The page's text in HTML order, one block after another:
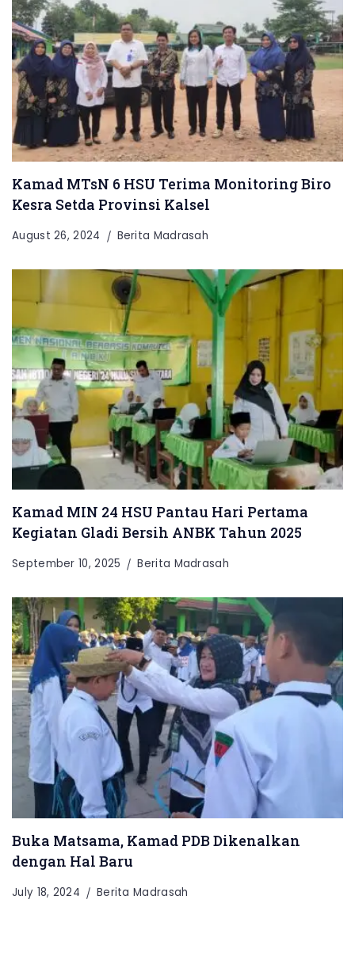
Kamad MTsN 6 HSU Terima Monitoring Biro
Kesra Setda Provinsi Kalsel
August 26, 2024 Berita Madrasah
Kamad MIN 24 HSU Pantau Hari Pertama
Kegiatan Gladi Bersih ANBK Tahun 2025
September 10, 2025 Berita Madrasah
Buka Matsama, Kamad PDB Dikenalkan
dengan Hal Baru
July 18, 2024 Berita Madrasah